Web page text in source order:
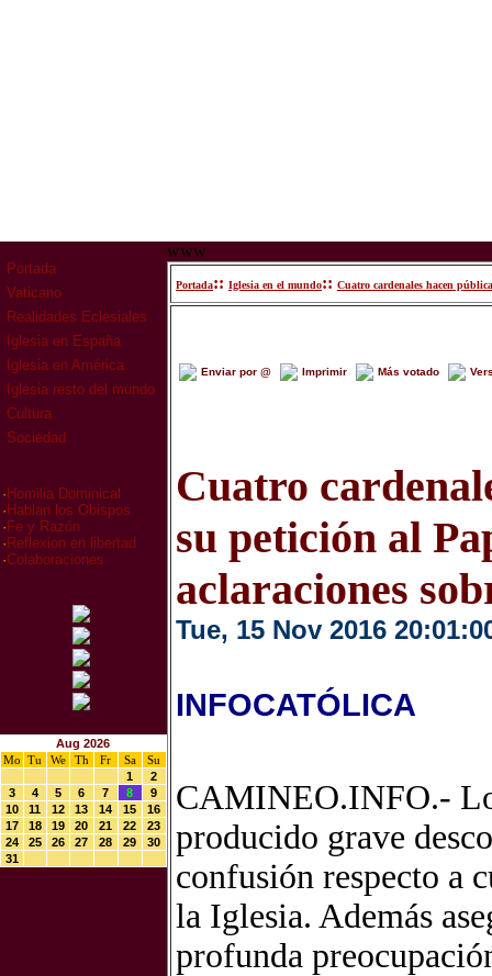
Portada
Vaticano
Realidades Eclesiales
Iglesia en España
Iglesia en América
Iglesia resto del mundo
Cultura
Sociedad
· Homilia Dominical
· Hablan los Obispos
· Fe y Razón
· Reflexion en libertad
·Colaboraciones
Aug 2026
Mo
Tu We Th Fr Sa
Su
1
2
3
4 5 6 7 8
9
10
11 12 13 14 15
16
17
18 19 20 21 22
23
24
25 26 27 28 29
30
31
www
Portada:: Iglesia en el mundo:: Cuatro cardenales hacen
Enviar por @ Imprimir Más votado
Cuatro
su petición al
aclaraciones
Tue, 15 Nov 2016
INFOCATÓLICA
CAMINEO.INFO.-
producido grave
confusión respecto a
la Iglesia. Además
profunda